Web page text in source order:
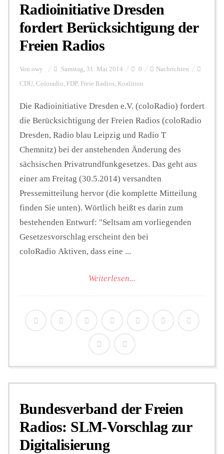
Radioinitiative Dresden
fordert Berücksichtigung der
Freien Radios
Von owy Samstag, 31. Mai 2014 0 Nachrichten
CDU, Coloradio, FDP, Freie Radios, Koalition
Die Radioinitiative Dresden e.V. (coloRadio) fordert
die Berücksichtigung der Freien Radios (coloRadio
Dresden, Radio blau Leipzig und Radio T
Chemnitz) bei der anstehenden Änderung des
sächsischen Privatrundfunkgesetzes. Das geht aus
einer am Freitag (30.5.2014) versandten
Pressemitteilung hervor (die komplette Mitteilung
finden Sie unten). Wörtlich heißt es darin zum
bestehenden Entwurf: "Seltsam am vorliegenden
Gesetzesvorschlag erscheint den bei
coloRadio Aktiven, dass eine ...
Weiterlesen...
Bundesverband der Freien
Radios: SLM-Vorschlag zur
Digitalisierung